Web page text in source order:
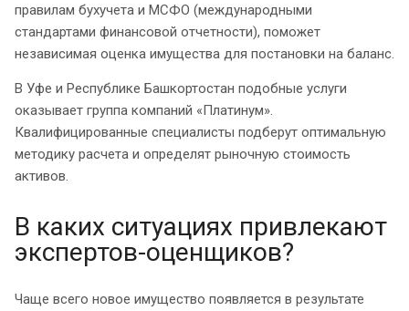
правилам бухучета и МСФО (международными
стандартами финансовой отчетности), поможет
независимая оценка имущества для постановки на баланс.
В Уфе и Республике Башкортостан подобные услуги
оказывает группа компаний «Платинум».
Квалифицированные специалисты подберут оптимальную
методику расчета и определят рыночную стоимость
активов.
В каких ситуациях привлекают
экспертов-оценщиков?
Чаще всего новое имущество появляется в результате